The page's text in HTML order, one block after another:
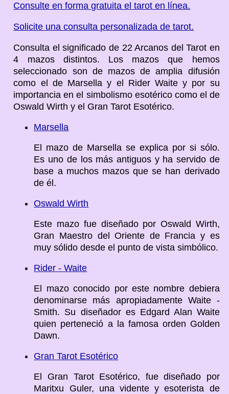
Consulte en forma gratuita el tarot en línea.
Solicite una consulta personalizada de tarot.
Consulta el significado de 22 Arcanos del Tarot en
4 mazos distintos. Los mazos que hemos
seleccionado son de mazos de amplia difusión
como el de Marsella y el Rider Waite y por su
importancia en el simbolismo esotérico como el de
Oswald Wirth y el Gran Tarot Esotérico.
Marsella
El mazo de Marsella se explica por si sólo.
Es uno de los más antiguos y ha servido de
base a muchos mazos que se han derivado
de él.
Oswald Wirth
Este mazo fue diseñado por Oswald Wirth,
Gran Maestro del Oriente de Francia y es
muy sólido desde el punto de vista simbólico.
Rider - Waite
El mazo conocido por este nombre debiera
denominarse más apropiadamente Waite -
Smith. Su diseñador es Edgard Alan Waite
quien perteneció a la famosa orden Golden
Dawn.
Gran Tarot Esotérico
El Gran Tarot Esotérico, fue diseñado por
Maritxu Guler, una vidente y esoterista de